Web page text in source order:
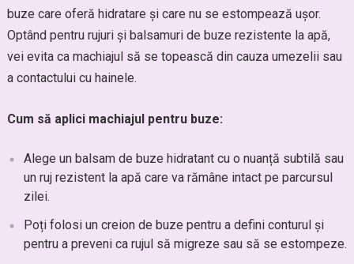
buze care oferă hidratare și care nu se estompează ușor.
Optând pentru rujuri și balsamuri de buze rezistente la apă,
vei evita ca machiajul să se topească din cauza umezelii sau
a contactului cu hainele.
Cum să aplici machiajul pentru buze:
Alege un balsam de buze hidratant cu o nuanță subtilă sau
un ruj rezistent la apă care va rămâne intact pe parcursul
zilei.
Poți folosi un creion de buze pentru a defini conturul și
pentru a preveni ca rujul să migreze sau să se estompeze.